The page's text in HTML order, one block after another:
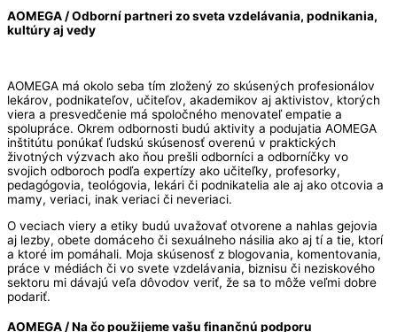
AOMEGA / Odborní partneri zo sveta vzdelávania, podnikania,
kultúry aj vedy
AOMEGA má okolo seba tím zložený zo skúsených profesionálov
lekárov, podnikateľov, učiteľov, akademikov aj aktivistov, ktorých
viera a presvedčenie má spoločného menovateľ empatie a
spolupráce. Okrem odbornosti budú aktivity a podujatia AOMEGA
inštitútu ponúkať ľudskú skúsenosť overenú v praktických
životných výzvach ako ňou prešli odborníci a odborníčky vo
svojich odboroch podľa expertízy ako učiteľky, profesorky,
pedagógovia, teológovia, lekári či podnikatelia ale aj ako otcovia a
mamy, veriaci, inak veriaci či neveriaci.
O veciach viery a etiky budú uvažovať otvorene a nahlas gejovia
aj lezby, obete domáceho či sexuálneho násilia ako aj tí a tie, ktorí
a ktoré im pomáhali. Moja skúsenosť z blogovania, komentovania,
práce v médiách či vo svete vzdelávania, biznisu či neziskového
sektoru mi dávajú veľa dôvodov veriť, že sa to môže veľmi dobre
podariť.
AOMEGA / Na čo použijeme vašu finančnú podporu